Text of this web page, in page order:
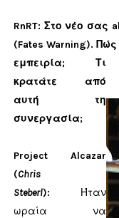
RnRT: Στο νέο σας
(Fates Warning).
εμπειρία; Τι
κρατάτε από
αυτή τη
συνεργασία;
Project Alcazar
(Chris
Steberl):
Ήταν
ωραία να